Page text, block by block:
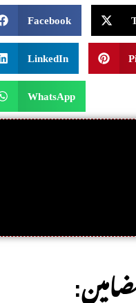
Facebook
LinkedIn
WhatsApp